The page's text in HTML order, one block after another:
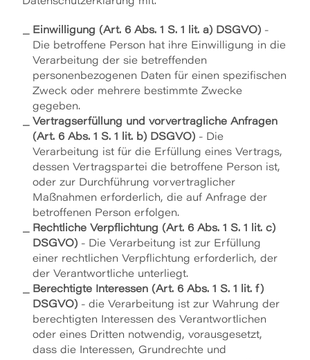
Einwilligung (Art. 6 Abs. 1 S. 1 lit. a) DSGVO)-
Die betroffene Person hat ihre Einwilligung in die
Verarbeitung der sie betreffenden
personenbezogenen Daten für einen spezifischen
Zweck oder mehrere bestimmte Zwecke
gegeben.
Vertragserfüllung und vorvertragliche Anfragen
(Art. 6 Abs. 1 S. 1 lit. b) DSGVO)- Die
Verarbeitung ist für die Erfüllung eines Vertrags,
dessen Vertragspartei die betroffene Person ist,
oder zur Durchführung vorvertraglicher
Maßnahmen erforderlich, die auf Anfrage der
betroffenen Person erfolgen.
Rechtliche Verpflichtung (Art. 6 Abs. 1 S. 1 lit. c)
DSGVO)- Die Verarbeitung ist zur Erfüllung
einer rechtlichen Verpflichtung erforderlich, der
der Verantwortliche unterliegt.
Berechtigte Interessen (Art. 6 Abs. 1 S. 1 lit. f)
DSGVO)- die Verarbeitung ist zur Wahrung der
berechtigten Interessen des Verantwortlichen
oder eines Dritten notwendig, vorausgesetzt,
dass die Interessen, Grundrechte und